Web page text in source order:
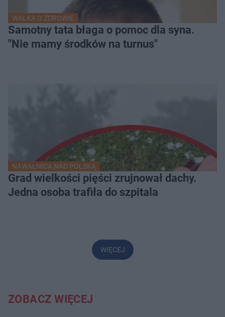
WALKA O ZDROWIE
Samotny tata błaga o pomoc dla syna.
"Nie mamy środków na turnus"
NAWAŁNICA NAD POLSKĄ
Grad wielkości pięści zrujnował dachy.
Jedna osoba trafiła do szpitala
WIĘCEJ
ZOBACZ WIĘCEJ